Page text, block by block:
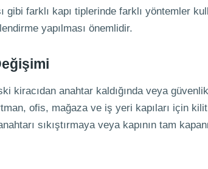
gibi farklı kapı tiplerinde farklı yöntemler
yapılması önemlidir.
kiracıdan anahtar kaldığında veya
ofis, mağaza ve iş yeri kapıları için
sıkıştırmaya veya kapının tam